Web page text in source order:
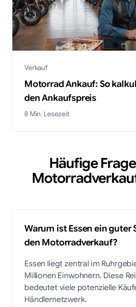
Verkauf
Motorrad Ankauf: So
den Ankaufspreis
8 Min. Lesezeit
Häufige
Warum ist Essen ein
den Motorradverkauf?
Essen liegt zentral im
Millionen Einwohnern. Diese
bedeutet viele potenzielle
Händlernetzwerk.